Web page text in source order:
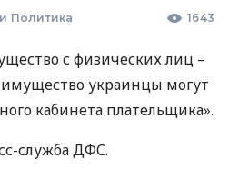
Политика 1643
с физических лиц –
украинцы могут
кабинета плательщика».
службаДФС.